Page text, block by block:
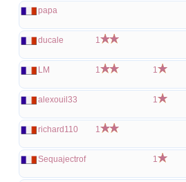
papa
ducale 1
LM 1 1
alexouil33 1
richard110 1
Sequajectrof 1